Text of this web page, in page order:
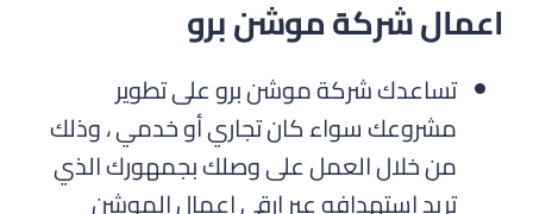
اعمال شركة موشن برو
تساعدك شركة موشن برو على تطوير
مشروعك سواء كان تجاري أو خدمي ، وذلك
من خلال العمل على وصلك بجمهورك الذي
تريد استهدافه عبر ارقى اعمال الموشن